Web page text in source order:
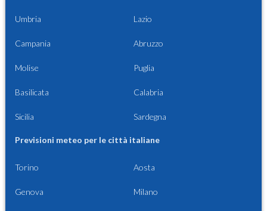
Umbria Lazio
Campania Abruzzo
Molise Puglia
Basilicata Calabria
Sicilia Sardegna
Previsioni meteo per le città italiane
Torino Aosta
Genova Milano